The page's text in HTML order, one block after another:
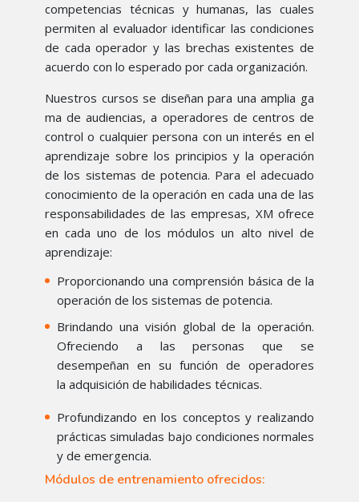
competencias técnicas y humanas, las cuales
permiten al evaluador identificar las condiciones
de cada operador y las brechas existentes de
acuerdo con lo esperado por cada organización.
Nuestros cursos se diseñan para una amplia ga​
ma de audiencias, a operadores de centros de
control o cualquier persona con un interés en el
aprendizaje sobre los principios y la operación
de los sistemas de potencia. Para el adecuado
conocimiento de la operación en cada una de las
responsabilidades de las empresas, XM ofrece
en cada uno de los módulos un alto nivel de
aprendizaje:
Proporcionando una comprensión básica de la
operación de los sistemas de potencia.
Brindando una visión global de la operación.
Ofreciendo a las personas que se
desempeñan en su función de operadores
la adquisición de habilidades técnicas.
Profundizando en los conceptos y realizando
prácticas simuladas bajo condiciones normales
y de emergencia.
Módulos de entrenamiento ofrecidos: